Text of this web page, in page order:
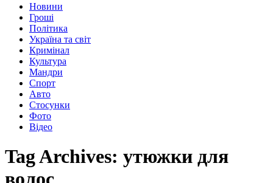
Новини
Гроші
Політика
Україна та світ
Кримінал
Культура
Мандри
Спорт
Авто
Стосунки
Фото
Відео
Tag Archives: утюжки для